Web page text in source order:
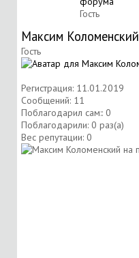
Гость
Максим Коломенский
Гость
Регистрация: 11.01.2019
Сообщений: 11
Поблагодарил сам:: 0
Поблагодарили: 0 раз(а)
Вес репутации: 0